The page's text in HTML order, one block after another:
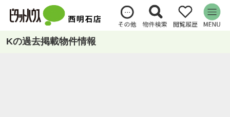
Kの過去掲載物件情報